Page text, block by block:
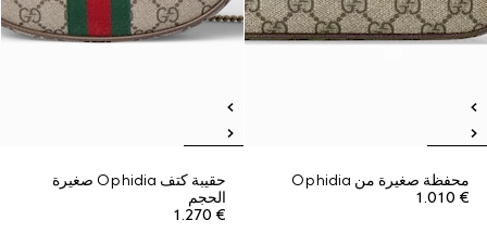
محفظة صغيرة من Ophidia
€ 1.010
حقيبة كتف Ophidia صغيرة
الحجم
€ 1.270